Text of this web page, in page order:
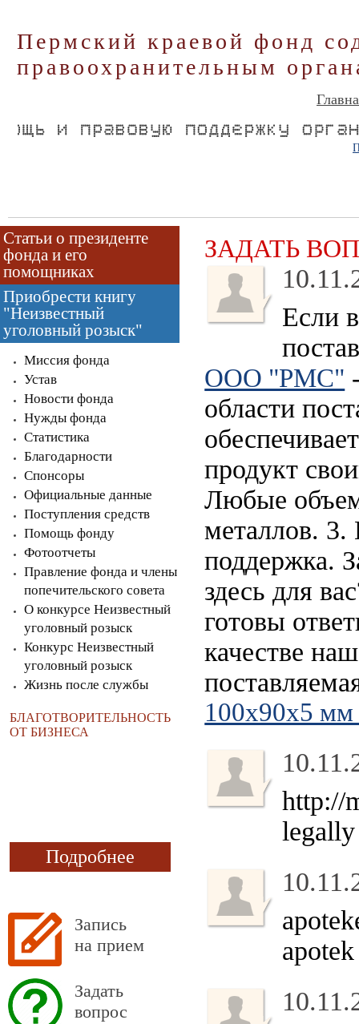
Пермский краевой фонд
правоохранительным
Статьи о президенте
фонда и его
помощниках
Приобрести книгу
"Неизвестный
уголовный розыск"
Миссия фонда
Устав
Новости фонда
Нужды фонда
Статистика
Благодарности
Спонсоры
Официальные данные
Поступления средств
Помощь фонду
Фотоотчеты
Правление фонда и члены
попечительского совета
О конкурсе Неизвестный
уголовный розыск
Конкурс Неизвестный
уголовный розыск
Жизнь после службы
БЛАГОТВОРИТЕЛЬНОСТЬ
ОТ БИЗНЕСА
Подробнее
Запись
на прием
Задать
вопрос
ЗАДАТЬ
Если
ООО "РМС"
области
продукт
Любые
металлов. 3.
поддержка.
здесь для
готовы
качестве
100х90х5
http://
legally